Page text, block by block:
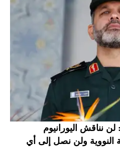
نناقش اليورانيوم
النووية ولن نصل إلى أي